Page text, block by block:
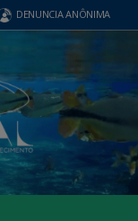
DENUNCIA ANÔNIMA